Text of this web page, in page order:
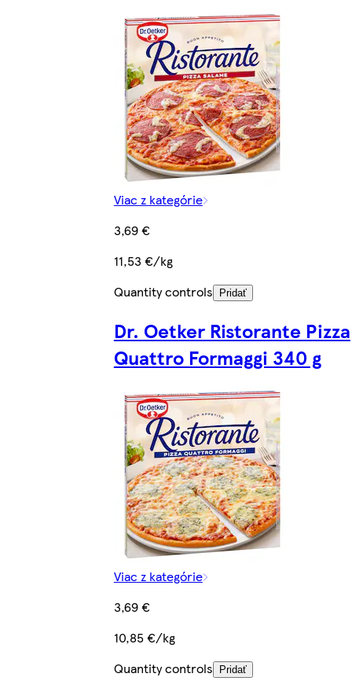
Viac z kategórie
3,69 €
11,53 €/kg
Quantity controls
Pridať
Dr. Oetker Ristorante Pizza
Quattro Formaggi 340 g
Viac z kategórie
3,69 €
10,85 €/kg
Quantity controls
Pridať